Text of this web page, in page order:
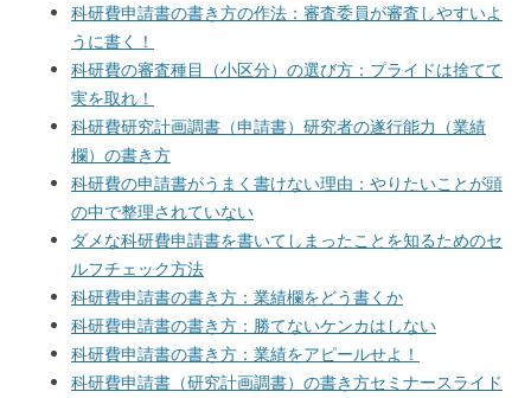
科研費申請書の書き方の作法：審査委員が審査しやすいよ
うに書く！
科研費の審査種目（小区分）の選び方：プライドは捨てて
実を取れ！
科研費研究計画調書（申請書）研究者の遂行能力（業績
欄）の書き方
科研費の申請書がうまく書けない理由：やりたいことが頭
の中で整理されていない
ダメな科研費申請書を書いてしまったことを知るためのセ
ルフチェック方法
科研費申請書の書き方：業績欄をどう書くか
科研費申請書の書き方：勝てないケンカはしない
科研費申請書の書き方：業績をアピールせよ！
科研費申請書（研究計画調書）の書き方セミナースライド